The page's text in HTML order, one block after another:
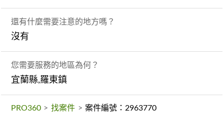
還有什麼需要注意的地方嗎？
沒有
您需要服務的地區為何？
宜蘭縣,羅東鎮
PRO360 > 找案件 > 案件編號：2963770